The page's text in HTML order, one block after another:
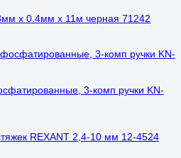
х 0.4мм х 11м черная 71242
3-комп ручки KN-